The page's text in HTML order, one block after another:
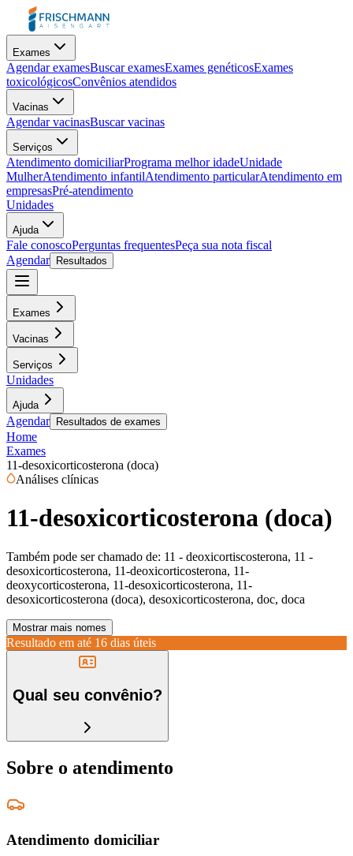
Exames
Agendar examesBuscar examesExames genéticosExames
toxicológicosConvênios atendidos
Vacinas
Agendar vacinasBuscar vacinas
Serviços
Atendimento domiciliarPrograma melhor idadeUnidade
MulherAtendimento infantilAtendimento particularAtendimento em
empresasPré-atendimento
Unidades
Ajuda
Fale conoscoPerguntas frequentesPeça sua nota fiscal
Agendar
Resultados
Exames
Vacinas
Serviços
Unidades
Ajuda
Agendar Resultados de exames
Home
Exames
11-desoxicorticosterona (doca)
Análises clínicas
11-desoxicorticosterona (doca)
Também pode ser chamado de: 11 - deoxicortiscosterona, 11 -
desoxicorticosterona, 11-deoxicorticosterona, 11-
deoxycorticosterona, 11-desoxicorticosterona, 11-
desoxicorticosterona (doca), desoxicorticosterona, doc, doca
Mostrar mais nomes
Resultado em até 16 dias úteis
Qual seu convênio?
Sobre o atendimento
Atendimento domiciliar